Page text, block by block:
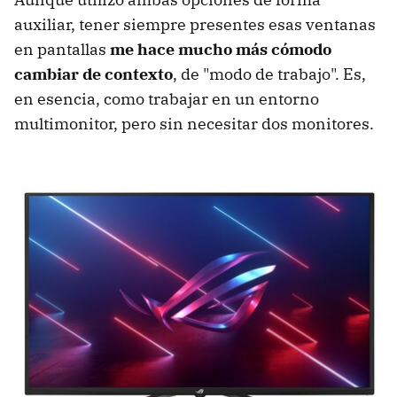
auxiliar, tener siempre presentes esas ventanas
en pantallas me hace mucho más cómodo
cambiar de contexto, de "modo de trabajo". Es,
en esencia, como trabajar en un entorno
multimonitor, pero sin necesitar dos monitores.